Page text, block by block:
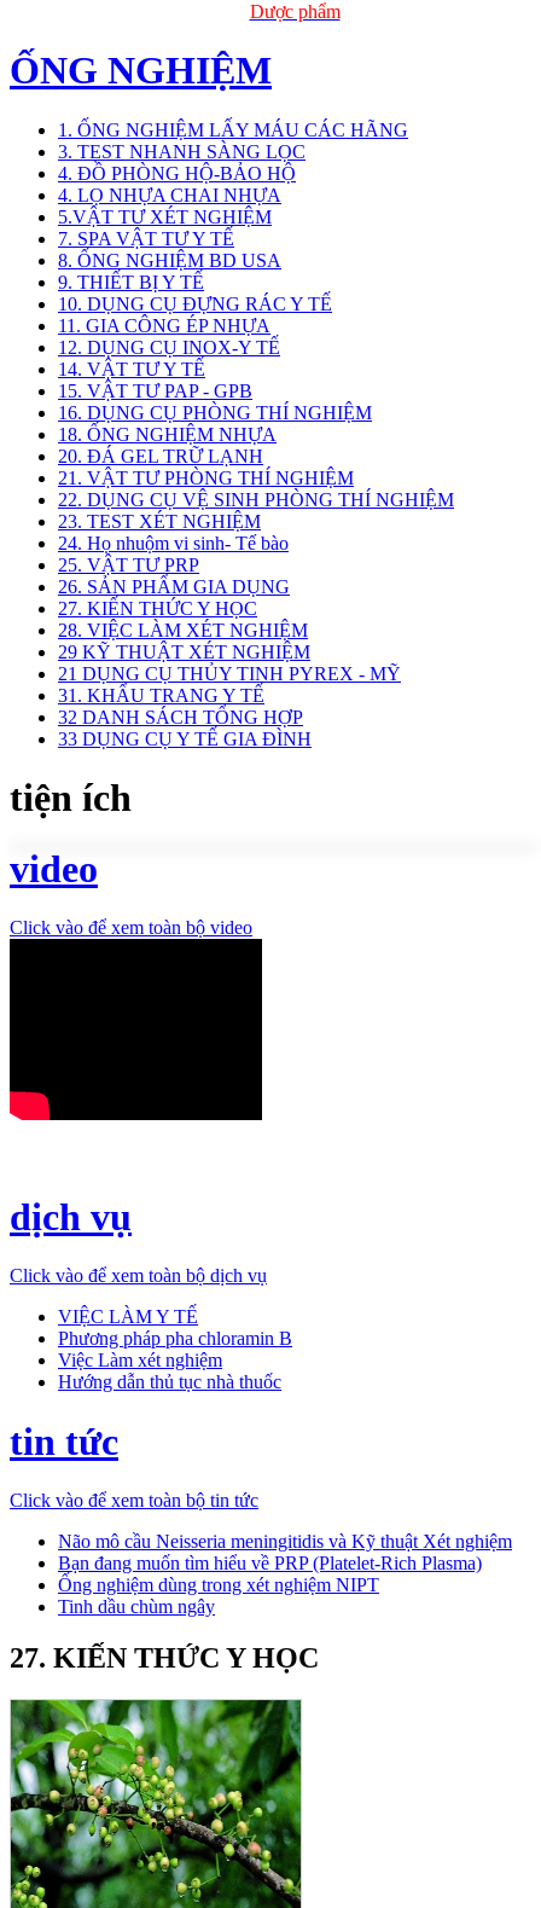
Dược phẩm
ỐNG NGHIỆM
1. ỐNG NGHIỆM LẤY MÁU CÁC HÃNG
3. TEST NHANH SÀNG LỌC
4. ĐỒ PHÒNG HỘ-BẢO HỘ
4. LỌ NHỰA CHAI NHỰA
5.VẬT TƯ XÉT NGHIỆM
7. SPA VẬT TƯ Y TẾ
8. ỐNG NGHIỆM BD USA
9. THIẾT BỊ Y TẾ
10. DỤNG CỤ ĐỰNG RÁC Y TẾ
11. GIA CÔNG ÉP NHỰA
12. DỤNG CỤ INOX-Y TẾ
14. VẬT TƯ Y TẾ
15. VẬT TƯ PAP - GPB
16. DỤNG CỤ PHÒNG THÍ NGHIỆM
18. ỐNG NGHIỆM NHỰA
20. ĐÁ GEL TRỮ LẠNH
21. VẬT TƯ PHÒNG THÍ NGHIỆM
22. DỤNG CỤ VỆ SINH PHÒNG THÍ NGHIỆM
23. TEST XÉT NGHIỆM
24. Họ nhuộm vi sinh- Tế bào
25. VẬT TƯ PRP
26. SẢN PHẨM GIA DỤNG
27. KIẾN THỨC Y HỌC
28. VIỆC LÀM XÉT NGHIỆM
29 KỸ THUẬT XÉT NGHIỆM
21 DỤNG CỤ THỦY TINH PYREX - MỸ
31. KHẨU TRANG Y TẾ
32 DANH SÁCH TỔNG HỢP
33 DỤNG CỤ Y TẾ GIA ĐÌNH
tiện ích
video
Click vào để xem toàn bộ video
dịch vụ
Click vào để xem toàn bộ dịch vụ
VIỆC LÀM Y TẾ
Phương pháp pha chloramin B
Việc Làm xét nghiệm
Hướng dẫn thủ tục nhà thuốc
tin tức
Click vào để xem toàn bộ tin tức
Não mô cầu Neisseria meningitidis và Kỹ thuật Xét nghiệm
Bạn đang muốn tìm hiểu về PRP (Platelet-Rich Plasma)
Ống nghiệm dùng trong xét nghiệm NIPT
Tinh dầu chùm ngây
27. KIẾN THỨC Y HỌC